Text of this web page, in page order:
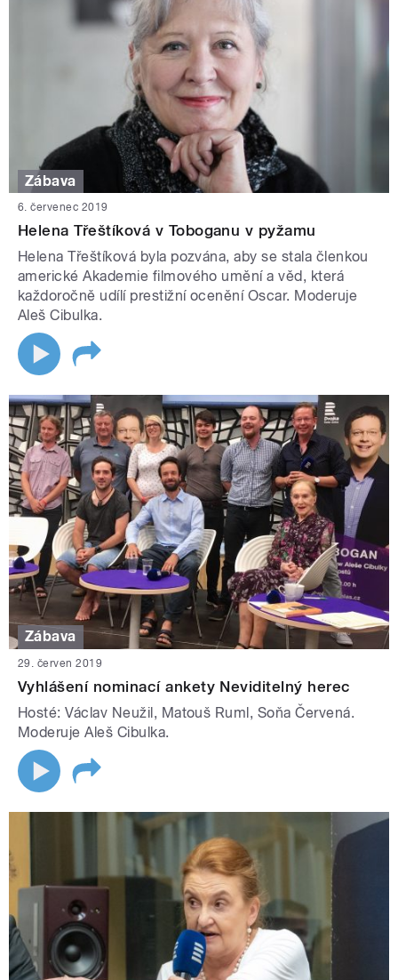
Zábava
6. červenec 2019
Helena Třeštíková v Toboganu v pyžamu
Helena Třeštíková byla pozvána, aby se stala členkou
americké Akademie filmového umění a věd, která
každoročně udílí prestižní ocenění Oscar. Moderuje
Aleš Cibulka.
Zábava
29. červen 2019
Vyhlášení nominací ankety Neviditelný herec
Hosté: Václav Neužil, Matouš Ruml, Soňa Červená.
Moderuje Aleš Cibulka.